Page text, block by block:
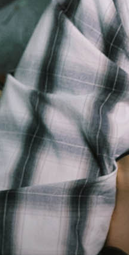
지원-정수빈-이효원-
JGP 파견선수 선발전
선수 선발전 프리 스케
지원-정수빈-이효원-
JGP 파견선수 선발전